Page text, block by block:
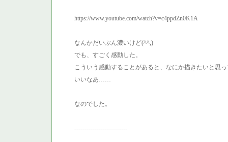
https://www.youtube.com/watch?v=c4ppdZn0K1A
なんかだいぶん濃いけど(^^;)
でも、すごく感動した。
こういう感動することがあると、なにか描きたいと思
いいなあ……
なのでした。
--------------------------